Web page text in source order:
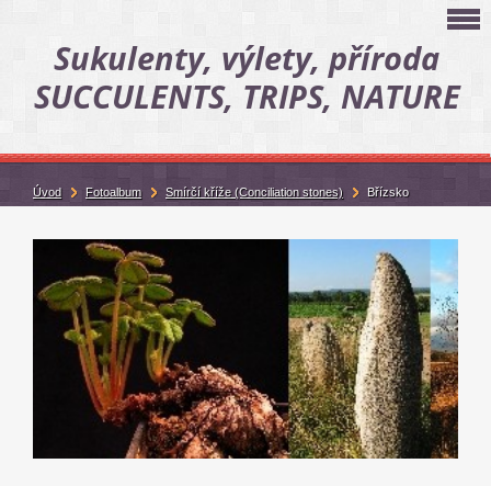
Sukulenty, výlety, příroda
SUCCULENTS, TRIPS, NATURE
Úvod Fotoalbum Smírčí kříže (Conciliation stones) Břízsko